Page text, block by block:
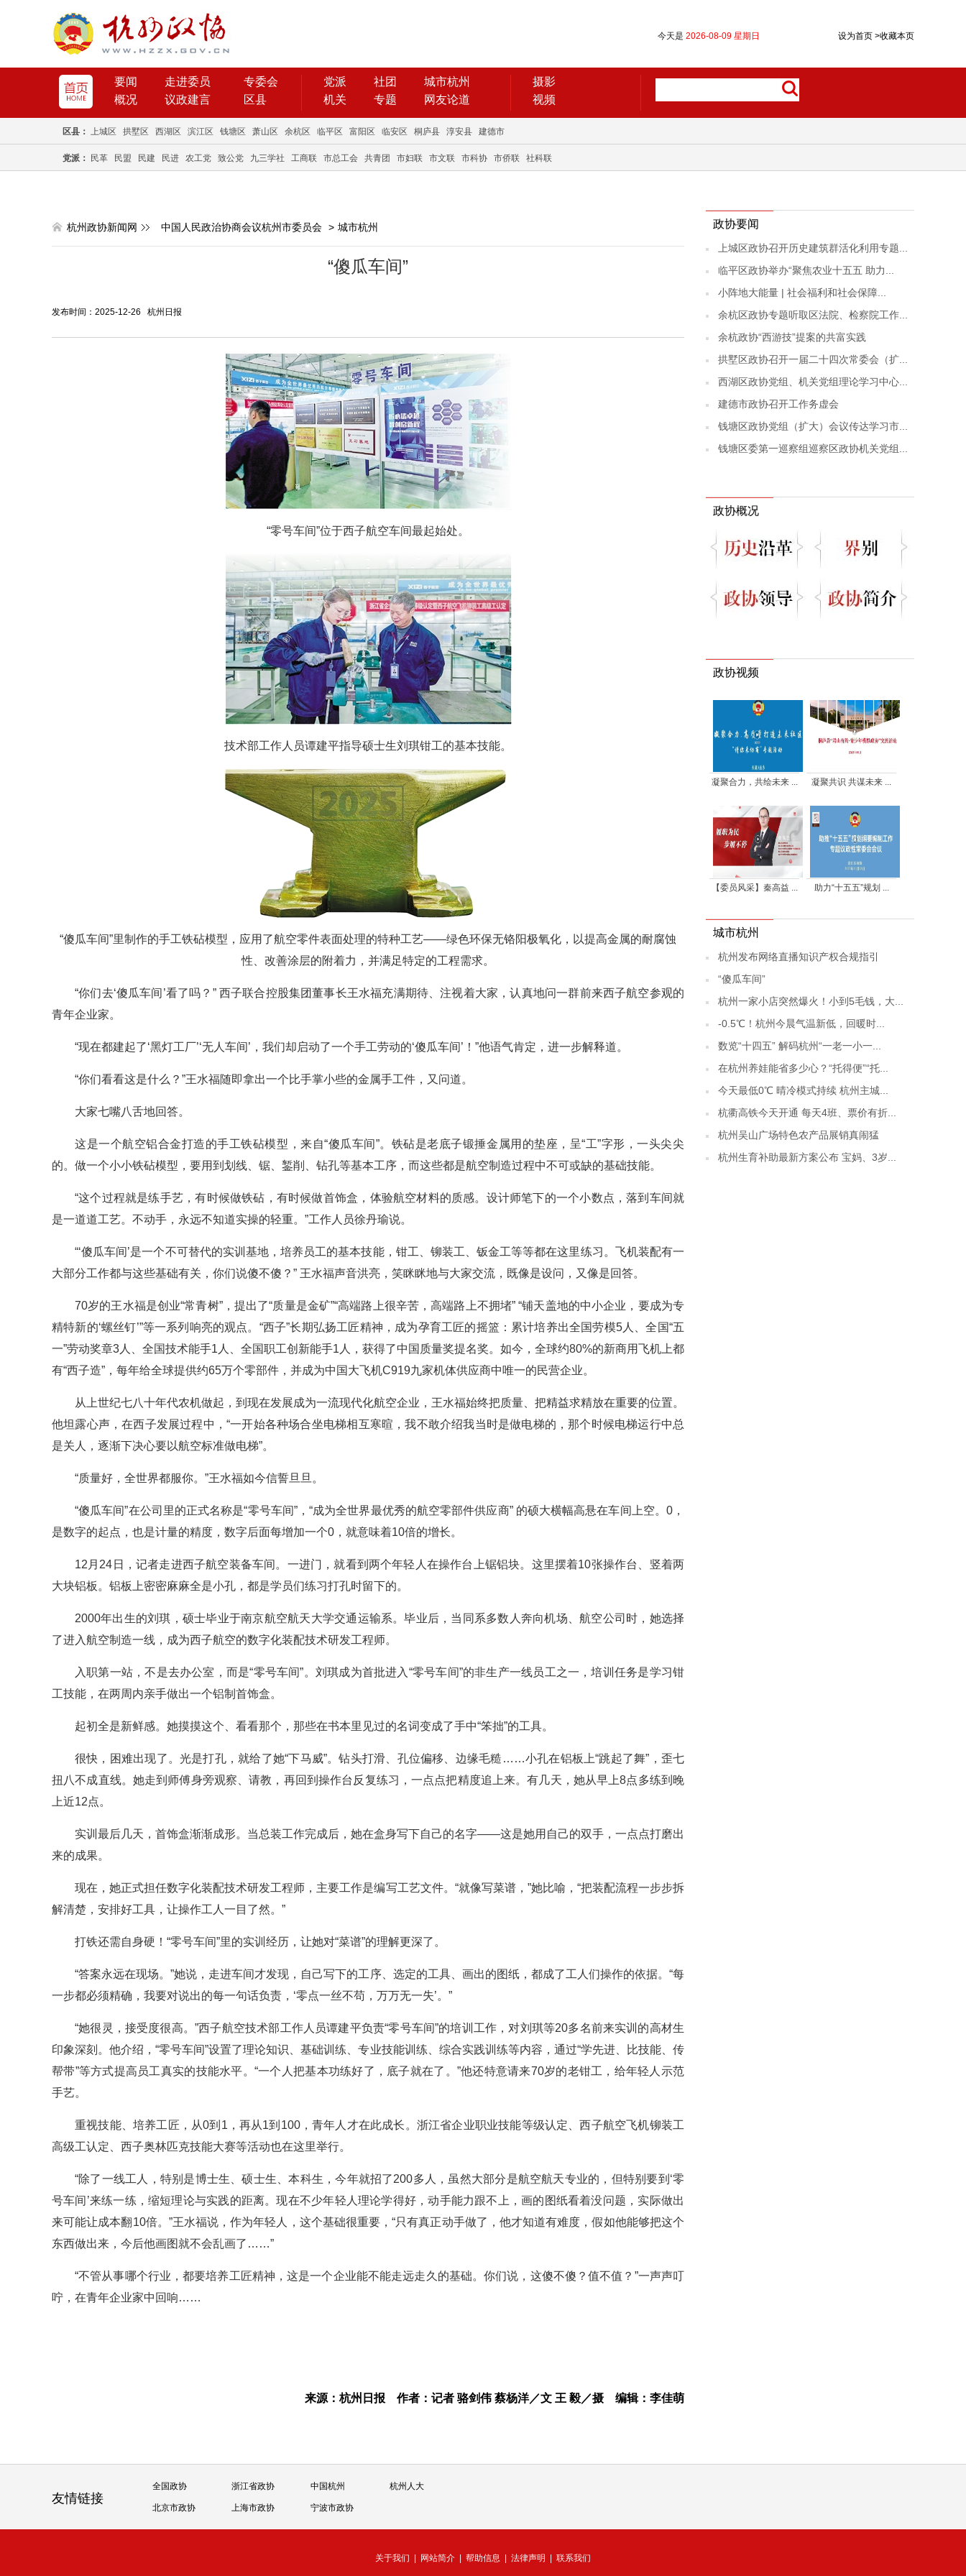
设为首页 >收藏本页
今天是 2026-08-09 星期日
要闻 走进委员
专委会
概况
议政建言 区县
党派 社团
城市杭州
机关
专题 网友论道
摄影
视频
区县： 上城区 拱墅区 西湖区 滨江区 钱塘区 萧山区 余杭区 临平区 富阳区 临安区 桐庐县 淳安县 建德市
党派： 民革 民盟 民建 民进 农工党 致公党 九三学社 工商联 市总工会 共青团 市妇联 市文联 市科协 市侨联 社科联
杭州政协新闻网 中国人民政治协商会议杭州市委员会 > 城市杭州
“傻瓜车间”
发布时间：2025-12-26 杭州日报
“零号车间”位于西子航空车间最起始处。
技术部工作人员谭建平指导硕士生刘琪钳工的基本技能。
“傻瓜车间”里制作的手工铁砧模型，应用了航空零件表面处理的特种工艺——绿色环保无铬阳极氧化，以提高金属的耐腐蚀
性、改善涂层的附着力，并满足特定的工程需求。
“你们去‘傻瓜车间’看了吗？” 西子联合控股集团董事长王水福充满期待、注视着大家，认真地问一群前来西子航空参观的
青年企业家。
“现在都建起了‘黑灯工厂’‘无人车间’，我们却启动了一个手工劳动的‘傻瓜车间’！”他语气肯定，进一步解释道。
“你们看看这是什么？”王水福随即拿出一个比手掌小些的金属手工件，又问道。
大家七嘴八舌地回答。
这是一个航空铝合金打造的手工铁砧模型，来自“傻瓜车间”。铁砧是老底子锻捶金属用的垫座，呈“工”字形，一头尖尖
的。做一个小小铁砧模型，要用到划线、锯、錾削、钻孔等基本工序，而这些都是航空制造过程中不可或缺的基础技能。
“这个过程就是练手艺，有时候做铁砧，有时候做首饰盒，体验航空材料的质感。设计师笔下的一个小数点，落到车间就
是一道道工艺。不动手，永远不知道实操的轻重。”工作人员徐丹瑜说。
“‘傻瓜车间’是一个不可替代的实训基地，培养员工的基本技能，钳工、铆装工、钣金工等等都在这里练习。飞机装配有一
大部分工作都与这些基础有关，你们说傻不傻？” 王水福声音洪亮，笑眯眯地与大家交流，既像是设问，又像是回答。
70岁的王水福是创业“常青树”，提出了“质量是金矿”“高端路上很辛苦，高端路上不拥堵” “铺天盖地的中小企业，要成为专
精特新的‘螺丝钉’”等一系列响亮的观点。“西子”长期弘扬工匠精神，成为孕育工匠的摇篮：累计培养出全国劳模5人、全国“五
一”劳动奖章3人、全国技术能手1人、全国职工创新能手1人，获得了中国质量奖提名奖。如今，全球约80%的新商用飞机上都
有“西子造”，每年给全球提供约65万个零部件，并成为中国大飞机C919九家机体供应商中唯一的民营企业。
从上世纪七八十年代农机做起，到现在发展成为一流现代化航空企业，王水福始终把质量、把精益求精放在重要的位置。
他坦露心声，在西子发展过程中，“一开始各种场合坐电梯相互寒暄，我不敢介绍我当时是做电梯的，那个时候电梯运行中总
是关人，逐渐下决心要以航空标准做电梯”。
“质量好，全世界都服你。”王水福如今信誓旦旦。
“傻瓜车间”在公司里的正式名称是“零号车间”，“成为全世界最优秀的航空零部件供应商” 的硕大横幅高悬在车间上空。0，
是数字的起点，也是计量的精度，数字后面每增加一个0，就意味着10倍的增长。
12月24日，记者走进西子航空装备车间。一进门，就看到两个年轻人在操作台上锯铝块。这里摆着10张操作台、竖着两
大块铝板。铝板上密密麻麻全是小孔，都是学员们练习打孔时留下的。
2000年出生的刘琪，硕士毕业于南京航空航天大学交通运输系。毕业后，当同系多数人奔向机场、航空公司时，她选择
了进入航空制造一线，成为西子航空的数字化装配技术研发工程师。
入职第一站，不是去办公室，而是“零号车间”。刘琪成为首批进入“零号车间”的非生产一线员工之一，培训任务是学习钳
工技能，在两周内亲手做出一个铝制首饰盒。
起初全是新鲜感。她摸摸这个、看看那个，那些在书本里见过的名词变成了手中“笨拙”的工具。
很快，困难出现了。光是打孔，就给了她“下马威”。钻头打滑、孔位偏移、边缘毛糙……小孔在铝板上“跳起了舞”，歪七
扭八不成直线。她走到师傅身旁观察、请教，再回到操作台反复练习，一点点把精度追上来。有几天，她从早上8点多练到晚
上近12点。
实训最后几天，首饰盒渐渐成形。当总装工作完成后，她在盒身写下自己的名字——这是她用自己的双手，一点点打磨出
来的成果。
现在，她正式担任数字化装配技术研发工程师，主要工作是编写工艺文件。“就像写菜谱，”她比喻，“把装配流程一步步拆
解清楚，安排好工具，让操作工人一目了然。”
打铁还需自身硬！“零号车间”里的实训经历，让她对“菜谱”的理解更深了。
“答案永远在现场。”她说，走进车间才发现，自己写下的工序、选定的工具、画出的图纸，都成了工人们操作的依据。“每
一步都必须精确，我要对说出的每一句话负责，‘零点一丝不苟，万万无一失’。”
“她很灵，接受度很高。”西子航空技术部工作人员谭建平负责“零号车间”的培训工作，对刘琪等20多名前来实训的高材生
印象深刻。他介绍，“零号车间”设置了理论知识、基础训练、专业技能训练、综合实践训练等内容，通过“学先进、比技能、传
帮带”等方式提高员工真实的技能水平。“一个人把基本功练好了，底子就在了。”他还特意请来70岁的老钳工，给年轻人示范
手艺。
重视技能、培养工匠，从0到1，再从1到100，青年人才在此成长。浙江省企业职业技能等级认定、西子航空飞机铆装工
高级工认定、西子奥林匹克技能大赛等活动也在这里举行。
“除了一线工人，特别是博士生、硕士生、本科生，今年就招了200多人，虽然大部分是航空航天专业的，但特别要到‘零
号车间’来练一练，缩短理论与实践的距离。现在不少年轻人理论学得好，动手能力跟不上，画的图纸看着没问题，实际做出
来可能让成本翻10倍。”王水福说，作为年轻人，这个基础很重要，“只有真正动手做了，他才知道有难度，假如他能够把这个
东西做出来，今后他画图就不会乱画了……”
“不管从事哪个行业，都要培养工匠精神，这是一个企业能不能走远走久的基础。你们说，这傻不傻？值不值？”一声声叮
咛，在青年企业家中回响……
来源：杭州日报 作者：记者 骆剑伟 蔡杨洋／文 王 毅／摄 编辑：李佳萌
政协要闻
上城区政协召开历史建筑群活化利用专题...
临平区政协举办“聚焦农业十五五 助力...
小阵地大能量 | 社会福利和社会保障...
余杭区政协专题听取区法院、检察院工作...
余杭政协“西游技”提案的共富实践
拱墅区政协召开一届二十四次常委会（扩...
西湖区政协党组、机关党组理论学习中心...
建德市政协召开工作务虚会
钱塘区政协党组（扩大）会议传达学习市...
钱塘区委第一巡察组巡察区政协机关党组...
政协概况
政协视频
凝聚合力，共绘未来 ... 凝聚共识 共谋未来 ...
【委员风采】秦高益 ... 助力“十五五”规划 ...
城市杭州
杭州发布网络直播知识产权合规指引
“傻瓜车间”
杭州一家小店突然爆火！小到5毛钱，大...
-0.5℃！杭州今晨气温新低，回暖时...
数览“十四五” 解码杭州“一老一小一...
在杭州养娃能省多少心？“托得便”“托...
今天最低0℃ 晴冷模式持续 杭州主城...
杭衢高铁今天开通 每天4班、票价有折...
杭州吴山广场特色农产品展销真闹猛
杭州生育补助最新方案公布 宝妈、3岁...
友情链接
全国政协 浙江省政协 中国杭州 杭州人大
北京市政协 上海市政协 宁波市政协
关于我们 网站简介 帮助信息 法律声明 联系我们